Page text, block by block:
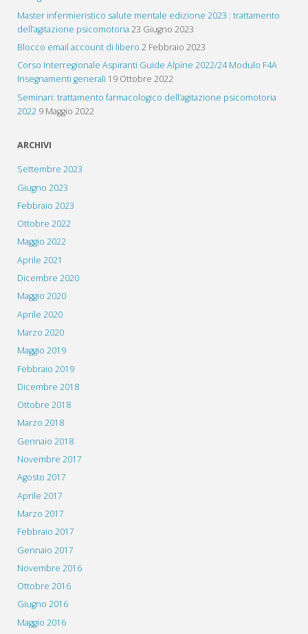
Master infermieristico salute mentale edizione 2023 : trattamento
dell’agitazione psicomotoria 23 Giugno 2023
Blocco email account di libero 2 Febbraio 2023
Corso Interregionale Aspiranti Guide Alpine 2022/24 Modulo F4A
Insegnamenti generali 19 Ottobre 2022
Seminari: trattamento farmacologico dell’agitazione psicomotoria
2022 9 Maggio 2022
ARCHIVI
Settembre 2023
Giugno 2023
Febbraio 2023
Ottobre 2022
Maggio 2022
Aprile 2021
Dicembre 2020
Maggio 2020
Aprile 2020
Marzo 2020
Maggio 2019
Febbraio 2019
Dicembre 2018
Ottobre 2018
Marzo 2018
Gennaio 2018
Novembre 2017
Agosto 2017
Aprile 2017
Marzo 2017
Febbraio 2017
Gennaio 2017
Novembre 2016
Ottobre 2016
Giugno 2016
Maggio 2016